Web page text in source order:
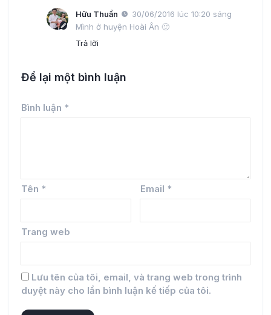
Hữu Thuần
30/06/2016 lúc 10:20 sáng
Mình ở huyện Hoài Ân 🙂
Trả lời
Để lại một bình luận
Bình luận *
Tên * Email *
Trang web
Lưu tên của tôi, email, và trang web trong trình
duyệt này cho lần bình luận kế tiếp của tôi.